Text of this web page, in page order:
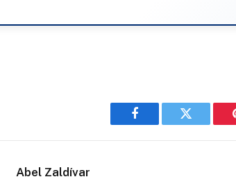
Facebook Twitter
Abel Zaldívar